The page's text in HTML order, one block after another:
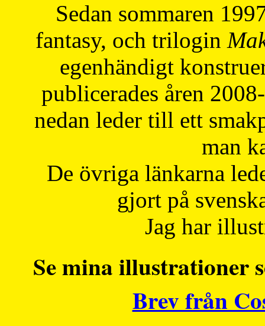
Sedan sommaren
fantasy, och trilogin
egenhändigt
publicerades åren
nedan leder till ett
man
De övriga länkarna
gjort på
Jag har
Se mina illustrationer
Brev från